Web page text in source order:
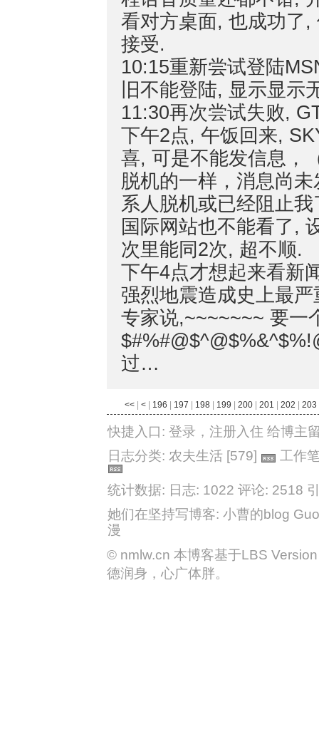
看对方桌面, 也成功了
接受.
10:15重新尝试登陆
旧不能登陆, 显示显示
11:30再次尝试失败,
下午2点, 午饭回来,
喜, 可是不能发信息，
脱机的一样，消息尚
系人脱机或已经阻止
国际网站也不能看了,
次里能同2次, 超不顺.
下午4点才想起来看新
强烈地震造成史上最
专家说,~~~~~~~ 要一
过…
<< < 196 197 198 199 200 201 202 203
快捷入口: 登录 ， 注册入住 给博主
日志分类: 农夫生活 [579] 工作
统计数据: 日志: 1022 评论: 2518
她们在坚持写博客: 小曹的blog
漫
© nmlw.cn 本博客基于LBS
德润身，心广体胖。